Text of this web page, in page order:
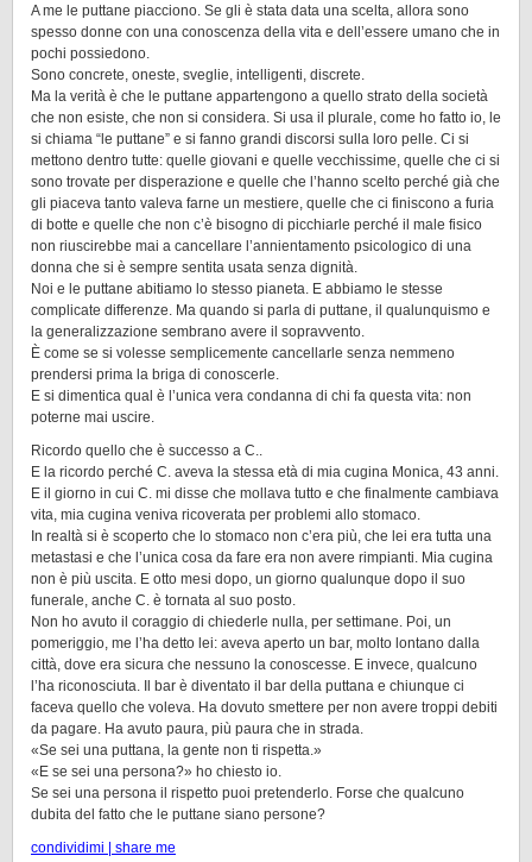
A me le puttane piacciono. Se gli è stata data una scelta, allora sono
spesso donne con una conoscenza della vita e dell’essere umano che in
pochi possiedono.
Sono concrete, oneste, sveglie, intelligenti, discrete.
Ma la verità è che le puttane appartengono a quello strato della società
che non esiste, che non si considera. Si usa il plurale, come ho fatto io, le
si chiama “le puttane” e si fanno grandi discorsi sulla loro pelle. Ci si
mettono dentro tutte: quelle giovani e quelle vecchissime, quelle che ci si
sono trovate per disperazione e quelle che l’hanno scelto perché già che
gli piaceva tanto valeva farne un mestiere, quelle che ci finiscono a furia
di botte e quelle che non c’è bisogno di picchiarle perché il male fisico
non riuscirebbe mai a cancellare l’annientamento psicologico di una
donna che si è sempre sentita usata senza dignità.
Noi e le puttane abitiamo lo stesso pianeta. E abbiamo le stesse
complicate differenze. Ma quando si parla di puttane, il qualunquismo e
la generalizzazione sembrano avere il sopravvento.
È come se si volesse semplicemente cancellarle senza nemmeno
prendersi prima la briga di conoscerle.
E si dimentica qual è l’unica vera condanna di chi fa questa vita: non
poterne mai uscire.
Ricordo quello che è successo a C..
E la ricordo perché C. aveva la stessa età di mia cugina Monica, 43 anni.
E il giorno in cui C. mi disse che mollava tutto e che finalmente cambiava
vita, mia cugina veniva ricoverata per problemi allo stomaco.
In realtà si è scoperto che lo stomaco non c’era più, che lei era tutta una
metastasi e che l’unica cosa da fare era non avere rimpianti. Mia cugina
non è più uscita. E otto mesi dopo, un giorno qualunque dopo il suo
funerale, anche C. è tornata al suo posto.
Non ho avuto il coraggio di chiederle nulla, per settimane. Poi, un
pomeriggio, me l’ha detto lei: aveva aperto un bar, molto lontano dalla
città, dove era sicura che nessuno la conoscesse. E invece, qualcuno
l’ha riconosciuta. Il bar è diventato il bar della puttana e chiunque ci
faceva quello che voleva. Ha dovuto smettere per non avere troppi debiti
da pagare. Ha avuto paura, più paura che in strada.
«Se sei una puttana, la gente non ti rispetta.»
«E se sei una persona?» ho chiesto io.
Se sei una persona il rispetto puoi pretenderlo. Forse che qualcuno
dubita del fatto che le puttane siano persone?
condividimi | share me